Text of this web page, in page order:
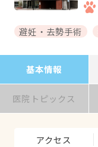
避妊・去勢手術
基本情報
医院トピックス
アクセス